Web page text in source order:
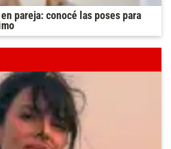
pareja: conocé las poses para